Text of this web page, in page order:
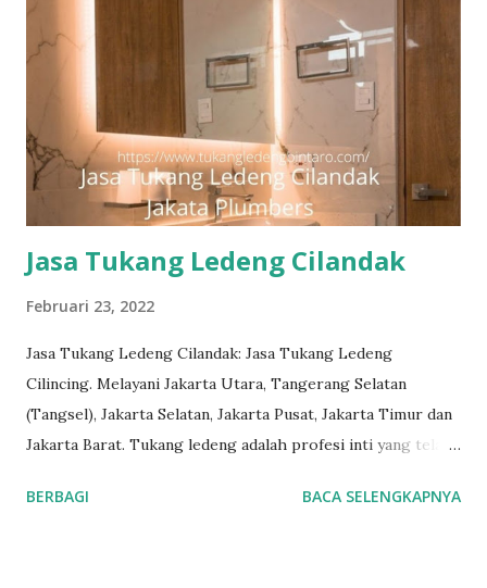
sentuh teks nomor disamping: 0813-7070-5141 Layanan dan
kepuasan pelanggan adalah komitmen kami. Layanan
profesional, tim tukang ledeng yang berpengalaman, kami
dapat memberi Anda solusi untuk masalah apa pun, mulai
dari masalah kecil sampai besar. Keunggulan kami. Respon
Cepat, masalah diselesaikan dengan cepat dan efisien.
Teknisi Profesional dan berpengalaman sehingga pekerjaan
dilakukan dengan benar. La...
Jasa Tukang Ledeng Cilandak
Februari 23, 2022
Jasa Tukang Ledeng Cilandak: Jasa Tukang Ledeng
Cilincing. Melayani Jakarta Utara, Tangerang Selatan
(Tangsel), Jakarta Selatan, Jakarta Pusat, Jakarta Timur dan
Jakarta Barat. Tukang ledeng adalah profesi inti yang telah
kualitas yang terjamin. #tukangledengjakartapusat
BERBAGI BACA SELENGKAPNYA